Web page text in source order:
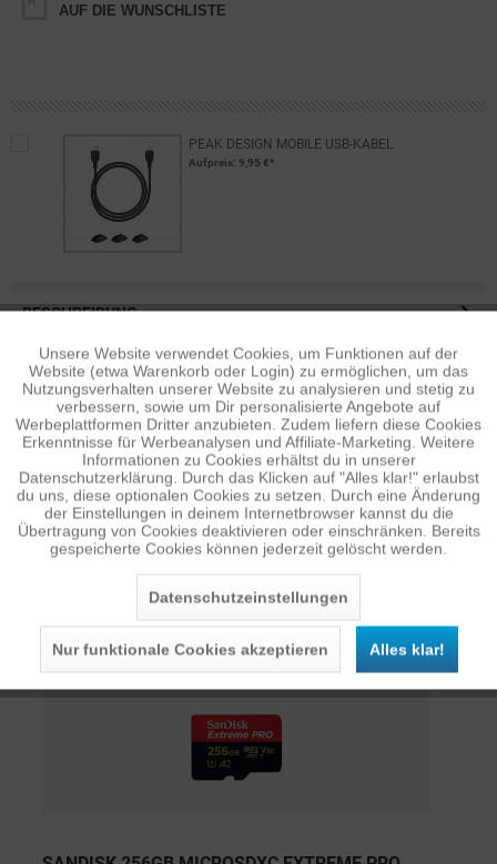
AUF DIE WUNSCHLISTE
PEAK DESIGN MOBILE USB-KABEL
Aufpreis: 9,95 €*
BESCHREIBUNG
USB-C-Output. Mit nur 8 cm Länge...mehr
BEWERTUNGEN
0
Bewertungen lesen, schreiben und diskutieren...mehr
ÄHNLICHE ARTIKEL
Diese Artikel sind dem Produkt ähnlich ...mehr
Funktionale Aktiv
Tracking Inaktiv
Personalisierung Inaktiv
Service Inaktiv
Unsere Website verwendet Cookies, um Funktionen auf der
Website (etwa Warenkorb oder Login) zu ermöglichen, um das
Nutzungsverhalten unserer Website zu analysieren und stetig zu
verbessern, sowie um Dir personalisierte Angebote auf
Werbeplattformen Dritter anzubieten. Zudem liefern diese Cookies
Erkenntnisse für Werbeanalysen und Affiliate-Marketing. Weitere
Informationen zu Cookies erhältst du in unserer
Datenschutzerklärung. Durch das Klicken auf "Alles klar!" erlaubst
du uns, diese optionalen Cookies zu setzen. Durch eine Änderung
der Einstellungen in deinem Internetbrowser kannst du die
Übertragung von Cookies deaktivieren oder einschränken. Bereits
gespeicherte Cookies können jederzeit gelöscht werden.
Datenschutzeinstellungen
Nur funktionale Cookies akzeptieren Alles klar!